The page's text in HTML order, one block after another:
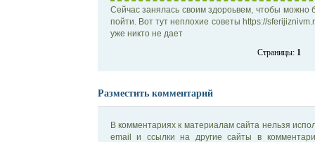
Сейчас занялась своим здороьвем, чтобы
пойти. Вот тут неплохие советы https://
уже никто не дает
Страницы: 1
Разместить комментарий
В комментариях к материалам сайта нельзя
email и ссылки на другие сайты в